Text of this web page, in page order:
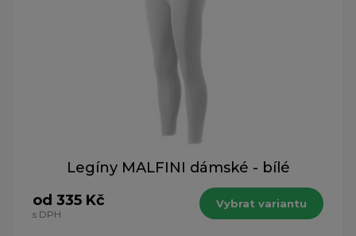
Legíny MALFINI dámské - bílé
od 335 Kč
s DPH
Vybrat variantu